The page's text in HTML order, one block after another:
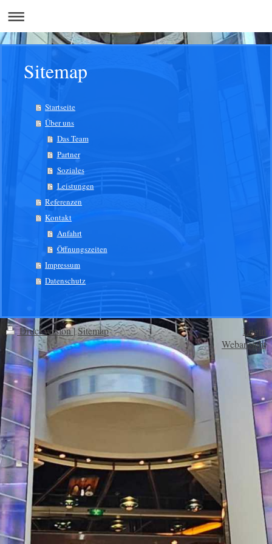
Sitemap
Startseite
Über uns
Das Team
Partner
Soziales
Leistungen
Referenzen
Kontakt
Anfahrt
Öffnungszeiten
Impressum
Datenschutz
Druckversion|Sitemap
Login
Webansicht